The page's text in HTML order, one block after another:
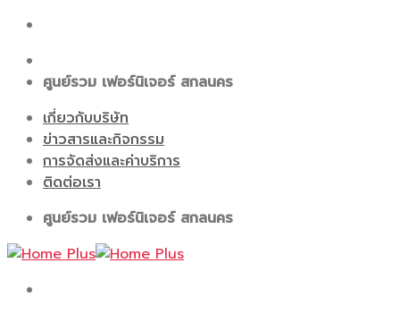
Skip
content
ศูนย์รวม เฟอร์นิเจอร์ สกลนคร
เกี่ยวกับบริษัท
ข่าวสารและกิจกรรม
การจัดส่งและค่าบริการ
ติดต่อเรา
ศูนย์รวม เฟอร์นิเจอร์ สกลนคร